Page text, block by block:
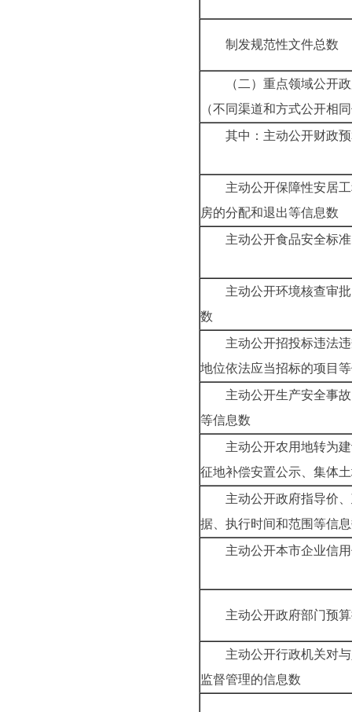
制发规范性文
（二）重点领域公开
（不同渠道和方式公
其中：主动公开财政
主动公开保障性安居
房的分配和退出等
主动公开食品安全标
主动公开环境核查审
数
主动公开招投标违法
地位依法应当招标的
主动公开生产安全事
等信息数
主动公开农用地转为
征地补偿安置公示、
主动公开政府指导价
据、执行时间和范
主动公开本市企业信
主动公开政府部
主动公开行政机关对
监督管理的信息